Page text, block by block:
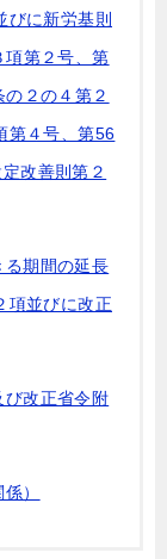
に新労基則
第２号、第
２の４第２
第４号、第56
改善則第２
る期間の延長
項並びに改正
び改正省令附
）